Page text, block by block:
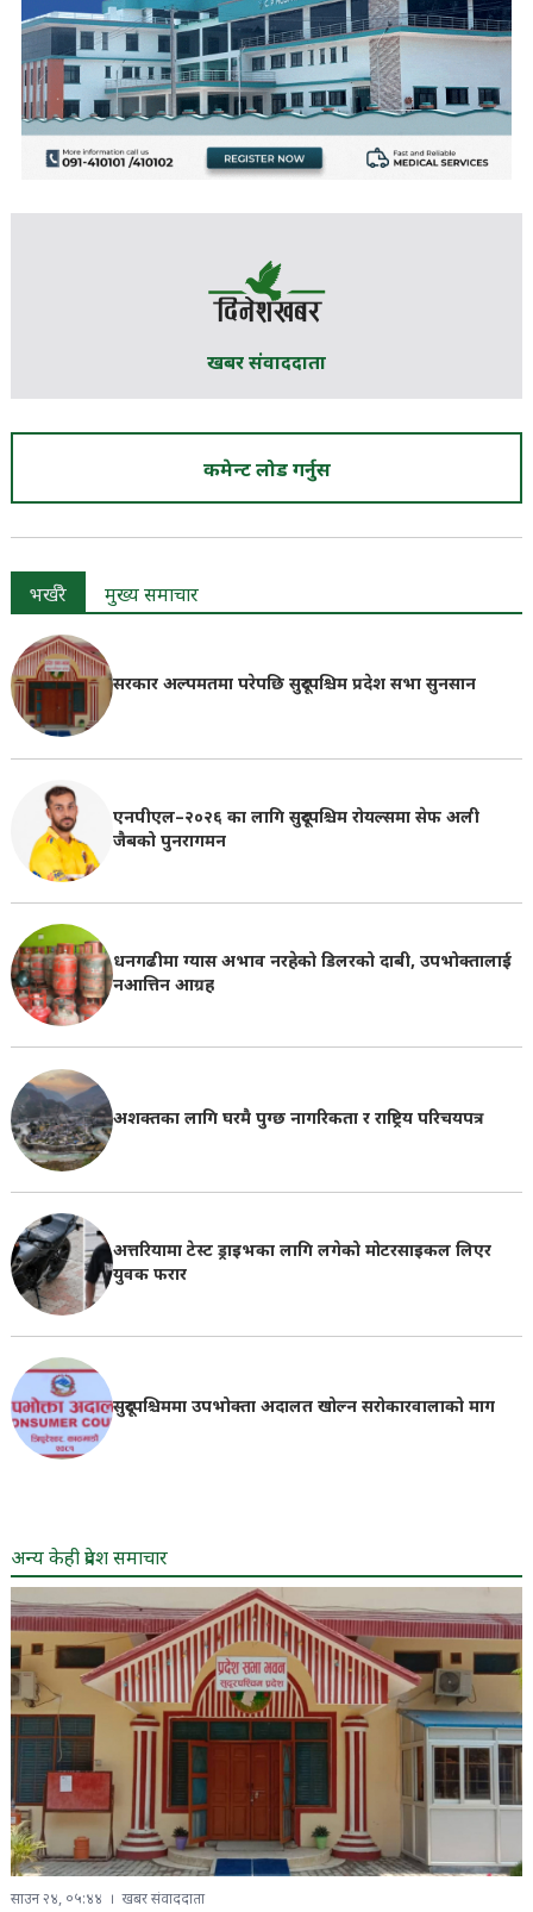
खबर संवाददाता
कमेन्ट लोड गर्नुस
भर्खरै मुख्य समाचार
सरकार अल्पमतमा परेपछि सुदूरपश्चिम प्रदेश सभा सुनसान
एनपीएल–२०२६ का लागि सुदूरपश्चिम रोयल्समा सेफ अली
जैबको पुनरागमन
धनगढीमा ग्यास अभाव नरहेको डिलरको दाबी, उपभोक्तालाई
नआत्तिन आग्रह
अशक्तका लागि घरमै पुग्छ नागरिकता र राष्ट्रिय परिचयपत्र
अत्तरियामा टेस्ट ड्राइभका लागि लगेको मोटरसाइकल लिएर
युवक फरार
सुदूरपश्चिममा उपभोक्ता अदालत खोल्न सरोकारवालाको माग
अन्य केही प्रदेश समाचार
साउन २४, ०५:४४ खबर संवाददाता